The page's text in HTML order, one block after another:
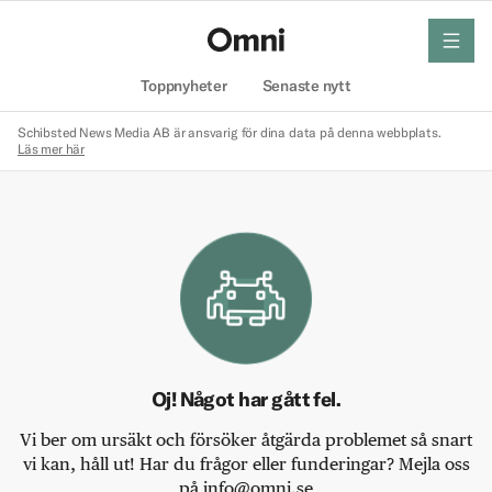
Toppnyheter Senaste nytt
meny
Schibsted News Media AB är ansvarig för dina data på denna webbplats.
Läs mer här
Oj! Något har gått fel.
Vi ber om ursäkt och försöker åtgärda problemet så snart
vi kan, håll ut! Har du frågor eller funderingar? Mejla oss